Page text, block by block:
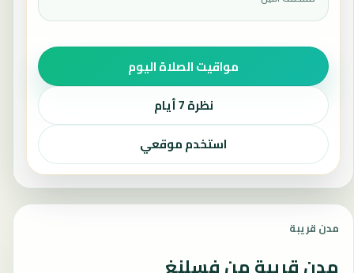
مواقيت الصلاة اليوم
نظرة 7 أيام
استخدم موقعي
مدن قريبة